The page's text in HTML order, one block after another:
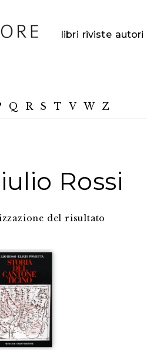
libri riviste autori
Q R S T V W Z
Rossi
del risultato